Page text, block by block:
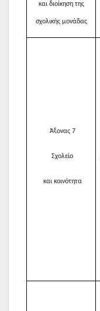
και διοίκηση της
σχολικής μονάδας
Άξονας 7
Σχολείο
και κοινότητα